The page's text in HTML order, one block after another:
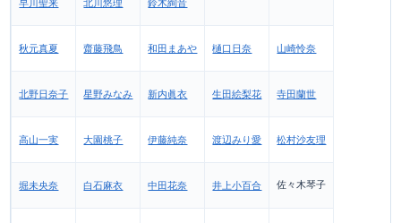
早川聖来 北川悠理 鈴木絢音
秋元真夏 齋藤飛鳥 和田まあや 樋口日奈 山崎怜奈
北野日奈子 星野みなみ 新内眞衣 生田絵梨花 寺田蘭世
高山一実 大園桃子 伊藤純奈 渡辺みり愛 松村沙友理
堀未央奈 白石麻衣 中田花奈 井上小百合 佐々木琴子